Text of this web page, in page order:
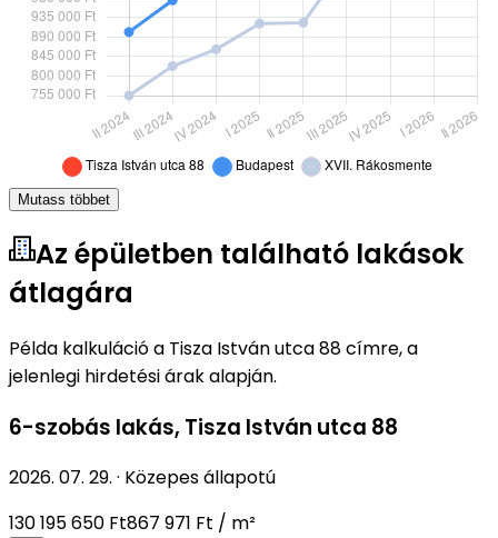
Mutass többet
Az épületben található lakások
átlagára
Példa kalkuláció a Tisza István utca 88 címre, a
jelenlegi hirdetési árak alapján.
6-szobás lakás, Tisza István utca 88
2026. 07. 29. · Közepes állapotú
130 195 650 Ft867 971 Ft / m²